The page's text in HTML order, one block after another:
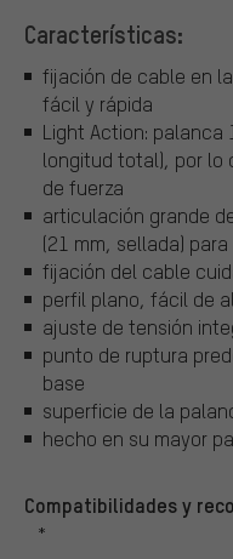
Características:
fijación de cable en
fácil y rápida
Light Action: palanca
longitud total), por lo
de fuerza
articulación grande
(21 mm, sellada)
fijación del cable
perfil plano, fácil de
ajuste de tensión
punto de ruptura
base
superficie de la
hecho en su mayor
Compatibilidades y
*